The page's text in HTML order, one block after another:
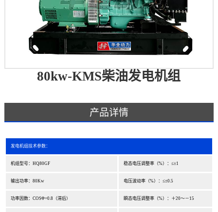
80kw-KMS柴油发电机组
产品详情
发电机组技术参数：
机组型号：HQ80GF 稳态电压调整率（%）：≤±1
输出功率：80Kw 电压波动率（%）：≤±0.5
功率因数：COSΦ=0.8（滞后） 瞬态电压调整率（%）：＋20～－15